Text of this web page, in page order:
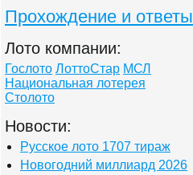
Прохождение и ответы
Лото компании:
Гослото ЛоттоСтар МСЛ
Национальная лотерея
Столото
Новости:
Русское лото 1707 тираж
Новогодний миллиард 2026